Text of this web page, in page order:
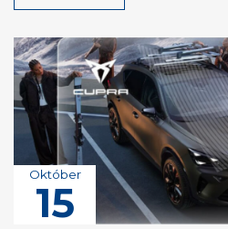
Október
15